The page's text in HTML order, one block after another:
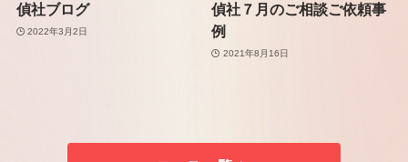
偵社ブログ
2022年3月2日
偵社７月のご相談ご依頼事
例
2021年8月16日